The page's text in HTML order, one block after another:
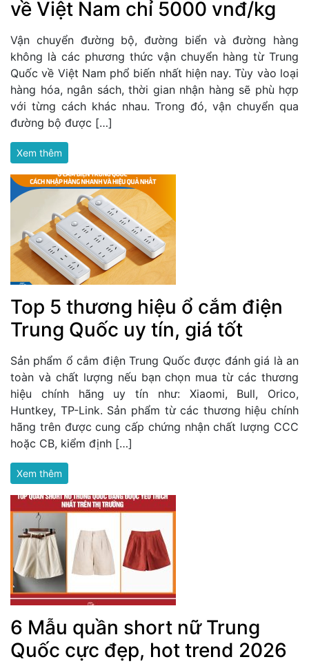
về Việt Nam chỉ 5000 vnđ/kg
Vận chuyển đường bộ, đường biển và đường hàng
không là các phương thức vận chuyển hàng từ Trung
Quốc về Việt Nam phổ biến nhất hiện nay. Tùy vào loại
hàng hóa, ngân sách, thời gian nhận hàng sẽ phù hợp
với từng cách khác nhau. Trong đó, vận chuyển qua
đường bộ được […]
Xem thêm
Top 5 thương hiệu ổ cắm điện
Trung Quốc uy tín, giá tốt
Sản phẩm ổ cắm điện Trung Quốc được đánh giá là an
toàn và chất lượng nếu bạn chọn mua từ các thương
hiệu chính hãng uy tín như: Xiaomi, Bull, Orico,
Huntkey, TP-Link. Sản phẩm từ các thương hiệu chính
hãng trên được cung cấp chứng nhận chất lượng CCC
hoặc CB, kiểm định […]
Xem thêm
6 Mẫu quần short nữ Trung
Quốc cực đẹp, hot trend 2026